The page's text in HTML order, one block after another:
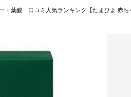
・葉酸 口コミ人気ランキング【たまひよ 赤ち